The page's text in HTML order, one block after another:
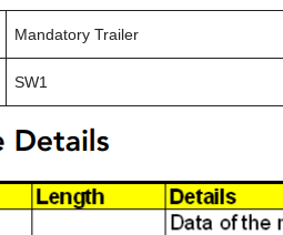
Mandatory Trailer
SW1